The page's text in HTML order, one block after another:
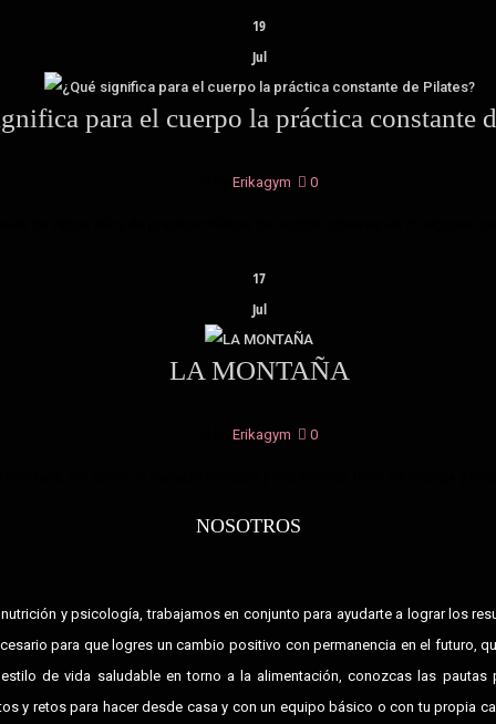
19
Jul
para el cuerpo la práctica constante
Erikagym 0
17
Jul
LA MONTAÑA
Erikagym 0
NOSOTROS
y psicología, trabajamos en conjunto para ayudarte a lograr los
para que logres un cambio positivo con permanencia en el futuro,
de vida saludable en torno a la alimentación, conozcas las
y retos para hacer desde casa y con un equipo básico o con tu propia